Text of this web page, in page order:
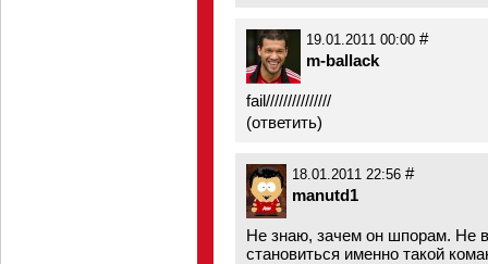
19.01.2011 00:00 #
m-ballack
fail///////////////
(ответить)
18.01.2011 22:56 #
manutd1
Не знаю, зачем он шпорам. Не
становиться именно такой